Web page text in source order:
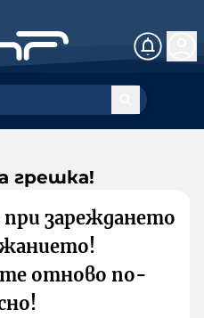
грешка!
зареждането
отново по-